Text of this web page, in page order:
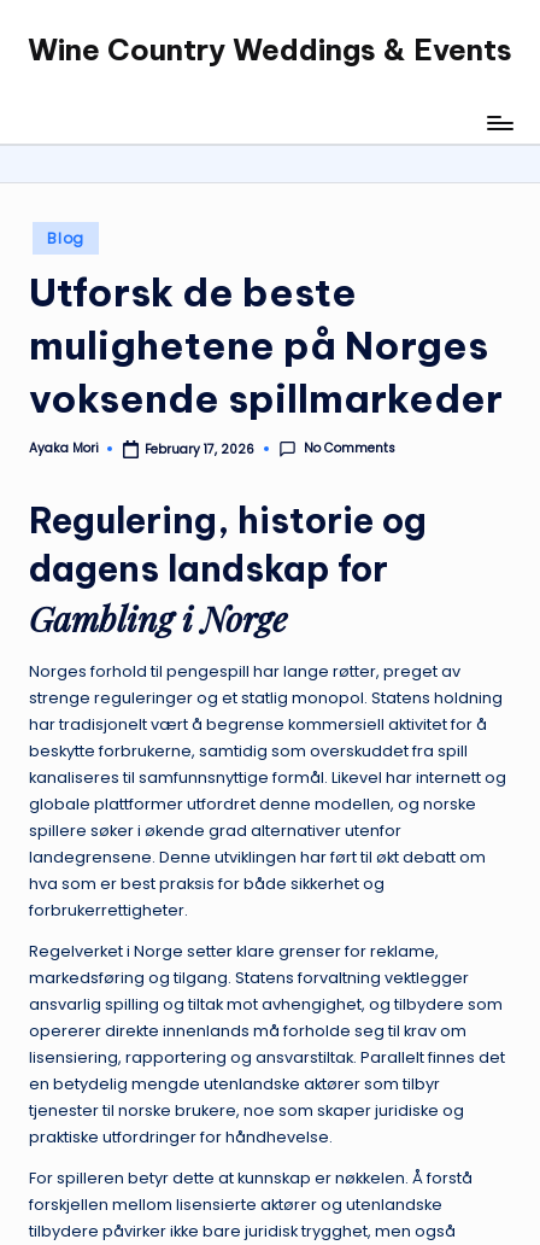
SkipWine Country Weddings & Events
Posted
in
Blog
Utforsk de beste
mulighetene på Norges
voksende spillmarkeder
Posted
Ayaka Mori February 17, 2026 No Comments
Regulering, historie og
dagens landskap for
Gambling i Norge
Norges forhold til pengespill har lange røtter, preget av
strenge reguleringer og et statlig monopol. Statens holdning
har tradisjonelt vært å begrense kommersiell aktivitet for å
beskytte forbrukerne, samtidig som overskuddet fra spill
kanaliseres til samfunnsnyttige formål. Likevel har internett og
globale plattformer utfordret denne modellen, og norske
spillere søker i økende grad alternativer utenfor
landegrensene. Denne utviklingen har ført til økt debatt om
hva som er best praksis for både sikkerhet og
forbrukerrettigheter.
Regelverket i Norge setter klare grenser for reklame,
markedsføring og tilgang. Statens forvaltning vektlegger
ansvarlig spilling og tiltak mot avhengighet, og tilbydere som
opererer direkte innenlands må forholde seg til krav om
lisensiering, rapportering og ansvarstiltak. Parallelt finnes det
en betydelig mengde utenlandske aktører som tilbyr
tjenester til norske brukere, noe som skaper juridiske og
praktiske utfordringer for håndhevelse.
For spilleren betyr dette at kunnskap er nøkkelen. Å forstå
forskjellen mellom lisensierte aktører og utenlandske
tilbydere påvirker ikke bare juridisk trygghet, men også